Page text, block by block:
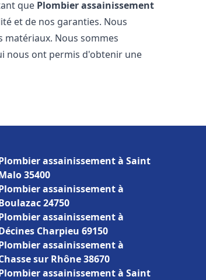
que Plombier assainissement
et de nos garanties. Nous
Nous sommes
nous ont permis d'obtenir une
assainissement à Saint
35400
assainissement à
24750
assainissement à
Charpieu 69150
assainissement à
sur Rhône 38670
assainissement à Saint